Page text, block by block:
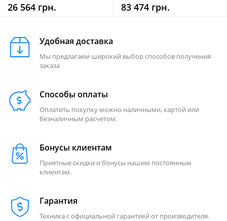
26 564 грн. 83 474 грн.
Удобная доставка
Мы предлагаем широкий выбор способов получения
заказа
Способы оплаты
Оплатить покупку можно наличными, картой или
безналичным расчетом.
Бонусы клиентам
Приятные скидки и бонусы нашим постоянным
клиентам.
Гарантия
Техника с официальной гарантией от производителя.